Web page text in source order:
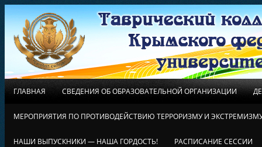
ГЛАВНАЯ СВЕДЕНИЯ ОБ ОБРАЗОВАТЕЛЬНОЙ ОРГАНИЗАЦИИ
МЕРОПРИЯТИЯ ПО ПРОТИВОДЕЙСТВИЮ ТЕРРОРИЗМУ И
НАШИ ВЫПУСКНИКИ — НАША ГОРДОСТЬ! РАСПИСАНИЕ СЕССИИ